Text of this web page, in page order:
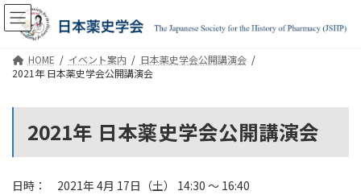
コ
ン
ナ
ビ
HOME イベント案内
日本薬史学会公開講演会
2021年 日本薬史学会公開講演会
2021年 日本薬史学会公開講演会
日時： 2021年 4月 17日（土） 14:30 ～ 16:40